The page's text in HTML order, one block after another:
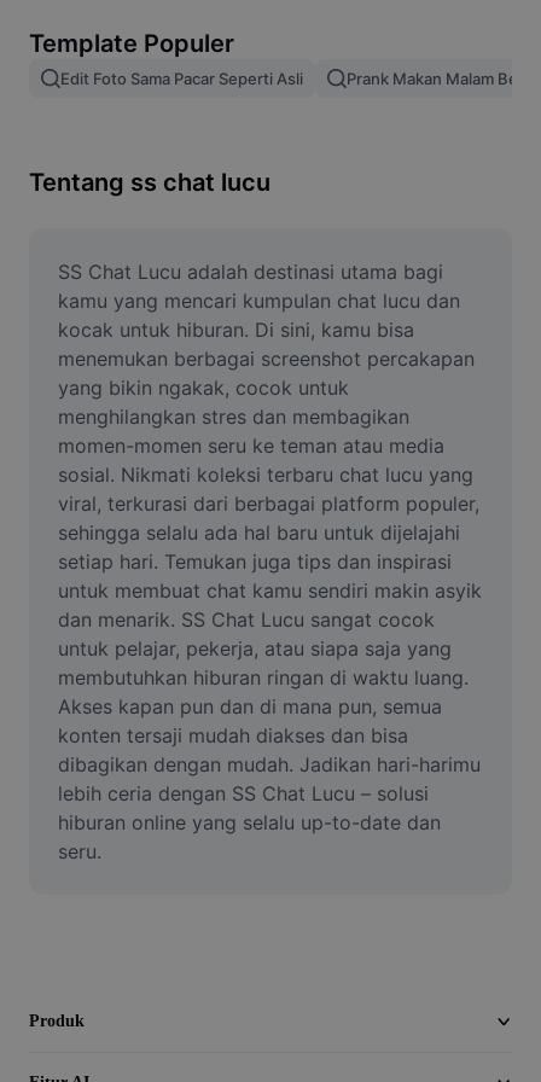
Gabung gambar
Ubah Ukuran Gambar
Pembuat Meme
AI Text Remover
AI People Remover
AI Inpainting
Face Cutout
Video
Hapus latar belakang video
Tingkatkan kualitas
Editor Video
Pangkas Video
Tambahkan Subtitle ke Video
Konverter Video
Template Populer
Edit Foto Sama Pacar Seperti Asli Prank Makan Malam
Tentang ss chat lucu
SS Chat Lucu adalah destinasi utama bagi
kamu yang mencari kumpulan chat lucu dan
kocak untuk hiburan. Di sini, kamu bisa
menemukan berbagai screenshot percakapan
yang bikin ngakak, cocok untuk
menghilangkan stres dan membagikan
momen-momen seru ke teman atau media
sosial. Nikmati koleksi terbaru chat lucu yang
viral, terkurasi dari berbagai platform populer,
sehingga selalu ada hal baru untuk dijelajahi
setiap hari. Temukan juga tips dan inspirasi
untuk membuat chat kamu sendiri makin asyik
dan menarik. SS Chat Lucu sangat cocok
untuk pelajar, pekerja, atau siapa saja yang
membutuhkan hiburan ringan di waktu luang.
Akses kapan pun dan di mana pun, semua
konten tersaji mudah diakses dan bisa
dibagikan dengan mudah. Jadikan hari-harimu
lebih ceria dengan SS Chat Lucu – solusi
hiburan online yang selalu up-to-date dan
seru.
Produk